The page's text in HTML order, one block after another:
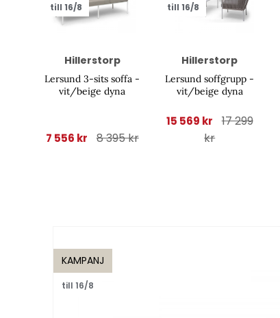
till 16/8
Hillerstorp
Lersund 3-sits soffa -
vit/beige dyna
7 556 kr 8 395 kr
till 16/8
Hillerstorp
Lersund soffgrupp -
vit/beige dyna
15 569 kr
17 299
kr
KAMPANJ
till 16/8